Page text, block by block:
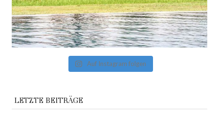
Auf Instagram folgen
LETZTE BEITRÄGE